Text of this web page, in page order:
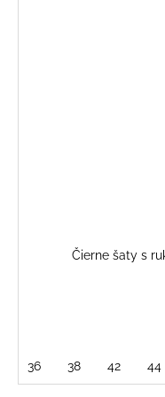
Čierne šaty s
36 38 42 44